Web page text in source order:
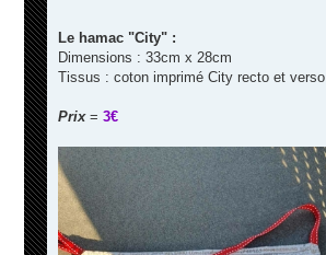
Le hamac "City" :
Dimensions : 33cm x 28cm
Tissus : coton imprimé City recto et verso
Prix = 3€